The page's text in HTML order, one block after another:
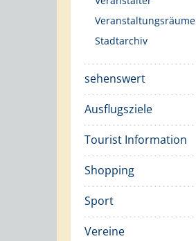
Veranstaltungsräume
Stadtarchiv
sehenswert
Ausflugsziele
Tourist Information
Shopping
Sport
Vereine